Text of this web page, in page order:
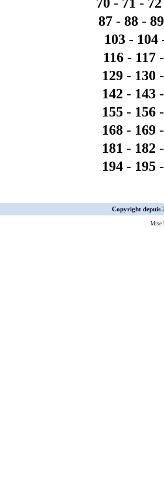
87 - 88 - 89
103- 104
116 - 117
129 - 130
142 - 143
155 - 156
168 - 169
181 - 182
194 - 195
Copyright depuis
Mise